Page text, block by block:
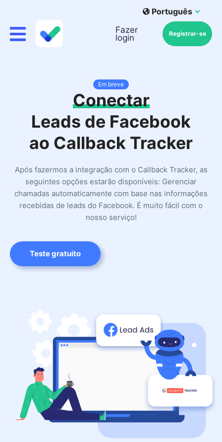
Português
Fazer
login
Registrar-se
Em breve
Conectar
Leads de Facebook
ao Callback Tracker
Após fazermos a integração com o Callback Tracker, as
seguintes opções estarão disponíveis: Gerenciar
chamadas automaticamente com base nas informações
recebidas de leads do Facebook. É muito fácil com o
nosso serviço!
Teste gratuito